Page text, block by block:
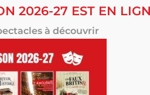
2026-27 EST EN
à découvrir